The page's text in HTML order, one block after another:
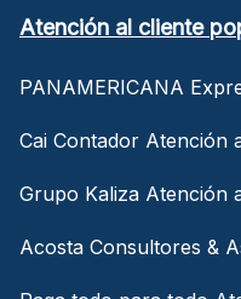
Atención al cliente
PANAMERICANA
Cai Contador Atención
Grupo Kaliza Atención
Acosta Consultores &